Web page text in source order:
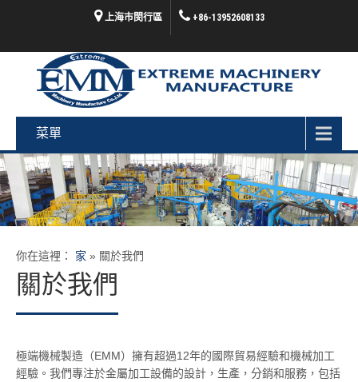
上海市閔行區 +86-13952608133
菜單
你在這裡： 家 » 關於我們
關於我們
極端機械製造（EMM）擁有超過12年的國際貿易經驗和機械加工
經驗。我們專注於金屬加工設備的設計，生產，分銷和服務，包括